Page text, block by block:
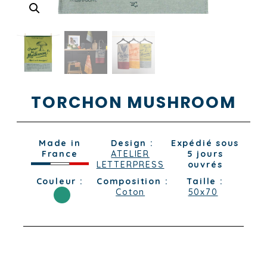
TORCHON MUSHROOM
Made in
France
Design :
ATELIER
LETTERPRESS
Expédié sous
5 jours
ouvrés
Couleur :
Composition :
Coton
Taille :
50x70